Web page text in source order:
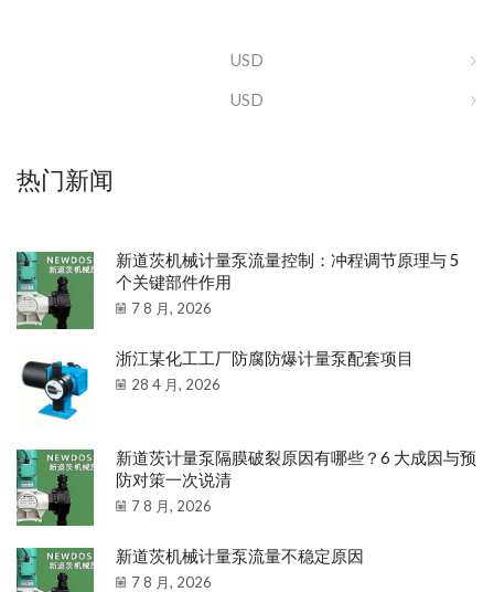
USD
USD
热门新闻
新道茨机械计量泵流量控制：冲程调节原理与 5
个关键部件作用
7 8 月, 2026
浙江某化工工厂防腐防爆计量泵配套项目
28 4 月, 2026
新道茨计量泵隔膜破裂原因有哪些？6 大成因与预
防对策一次说清
7 8 月, 2026
新道茨机械计量泵流量不稳定原因
7 8 月, 2026